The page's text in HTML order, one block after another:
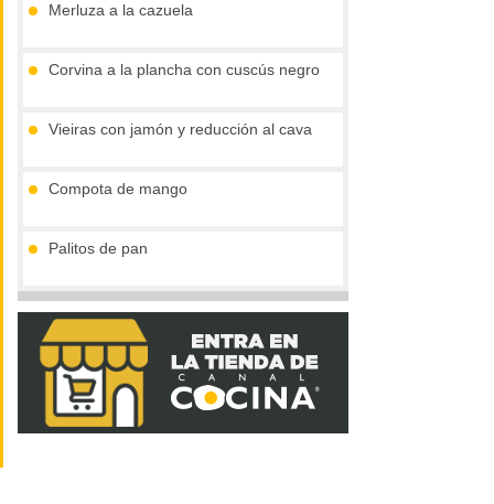
Merluza a la cazuela
Corvina a la plancha con cuscús negro
Vieiras con jamón y reducción al cava
Compota de mango
Palitos de pan
Tronco de chocolate y turrón (sin gluten)